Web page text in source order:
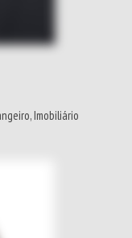
Imobiliário